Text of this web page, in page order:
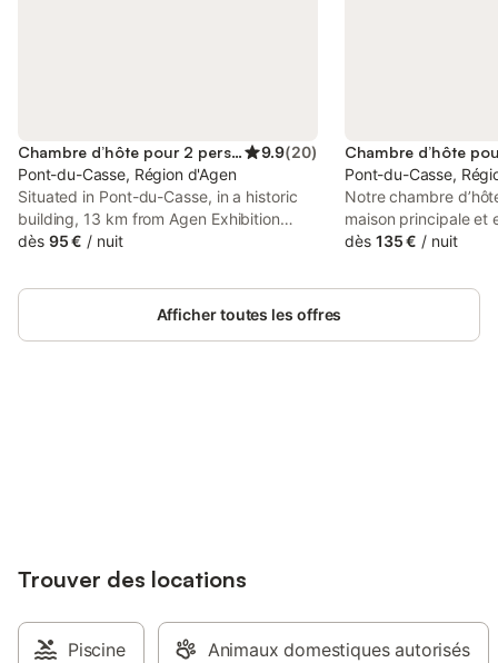
Chambre d’hôte pour 2 personnes 9.9(20)
Pont-du-Casse, Région d'Agen
Situated in Pont-du-Casse, in a historic
building, 13 km from Agen Exhibition
Centre, Chambre d'Hôtes de luxe -
a recently renovated bed and breakfast
with a garden and bar.
dès 95 € / nuit
Chambre d’hôte
Pont-du-Casse,
Notre chambre
maison principale et
personnes à la
attendre : Lit double
tout en conservant
Sur le domaine,
dès 135 € / nuit
Afficher toutes les offres
Trouver des locations
Piscine Animaux domestiques autorisés